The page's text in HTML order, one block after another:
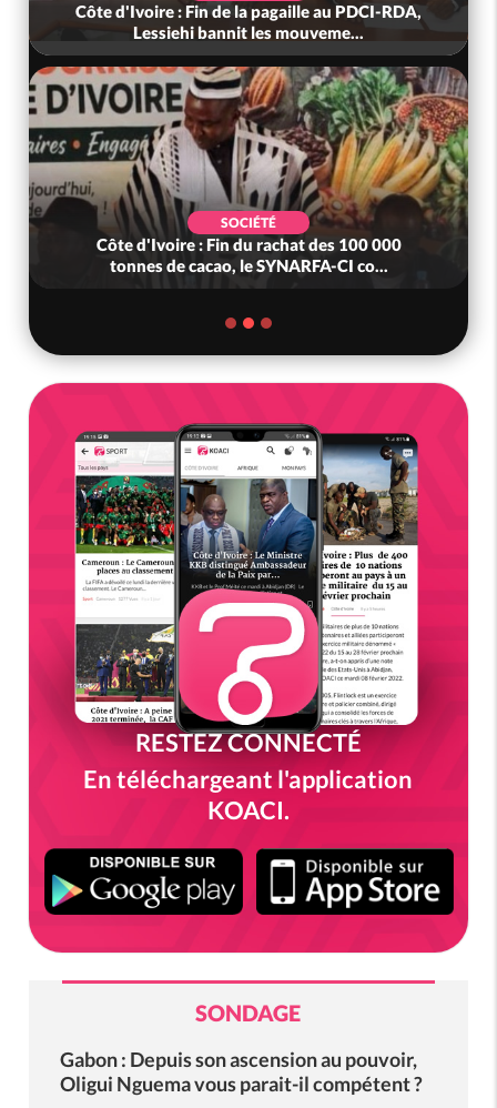
Côte d'Ivoire : Fin de la pagaille au PDCI-RDA,
Lessiehi bannit les mouveme...
SOCIÉTÉ
Côte d'Ivoire : Fin du rachat des 100 000
tonnes de cacao, le SYNARFA-CI co...
RESTEZ CONNECTÉ
En téléchargeant l'application
KOACI.
SONDAGE
Gabon : Depuis son ascension au pouvoir,
Oligui Nguema vous parait-il compétent ?